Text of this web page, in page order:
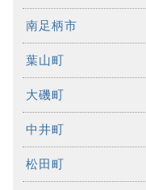
南足柄市
葉山町
大磯町
中井町
松田町